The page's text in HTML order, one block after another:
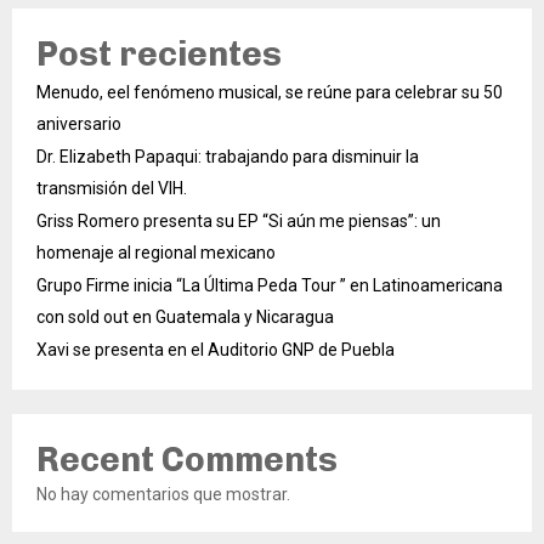
Post recientes
Menudo, eel fenómeno musical, se reúne para celebrar su 50
aniversario
Dr. Elizabeth Papaqui: trabajando para disminuir la
transmisión del VIH.
Griss Romero presenta su EP “Si aún me piensas”: un
homenaje al regional mexicano
Grupo Firme inicia “La Última Peda Tour ” en Latinoamericana
con sold out en Guatemala y Nicaragua
Xavi se presenta en el Auditorio GNP de Puebla
Recent Comments
No hay comentarios que mostrar.